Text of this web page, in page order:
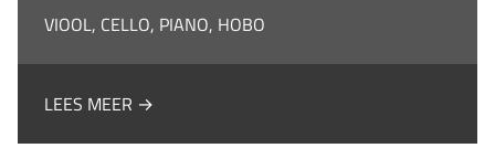
VIOOL, CELLO, PIANO, HOBO
LEES MEER →